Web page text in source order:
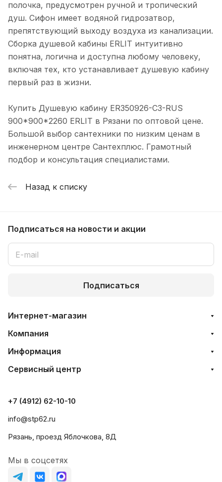
полочка, предусмотрен ручной и тропический
душ. Сифон имеет водяной гидрозатвор,
препятствующий выходу воздуха из канализации.
Сборка душевой кабины ERLIT интуитивно
понятна, логична и доступна любому человеку,
включая тех, кто устанавливает душевую кабину
первый раз в жизни.
Купить Душевую кабину ER350926-C3-RUS
900*900*2260 ERLIT в Рязани по оптовой цене.
Большой выбор сантехники по низким ценам в
инженерном центре Сантехплюс. Грамотный
подбор и консультация специалистами.
Назад к списку
Подписаться на новости и акции
Подписаться
Интернет-магазин
Компания
Информация
Сервисный центр
+7 (4912) 62-10-10
info@stp62.ru
Рязань, проезд Яблочкова, 8Д
Мы в соцсетях